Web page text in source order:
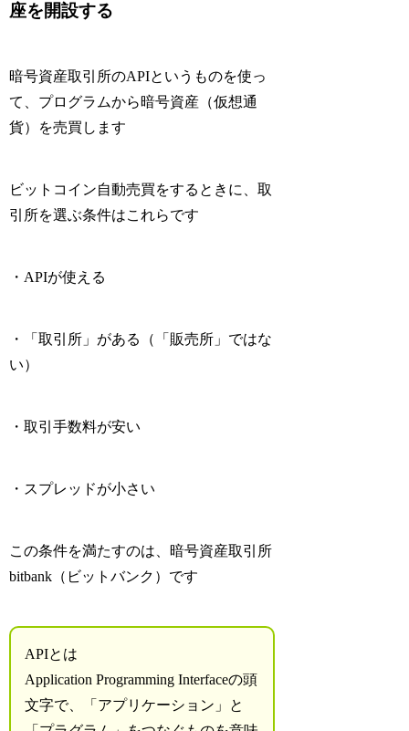
座を開設する
暗号資産取引所のAPIというものを使っ
て、プログラムから暗号資産（仮想通
貨）を売買 します
ビットコイン自動売買をするときに、取
引所を選ぶ条件はこれらです
・APIが使える
・「取引所」がある（「販売所」ではな
い）
・取引手数料が安い
・スプレッドが小さい
この条件を満たすのは、 暗号資産取引所
bitbank（ビットバンク） です
APIとは
Application Programming Interfaceの頭
文字で、「アプリケーション」と